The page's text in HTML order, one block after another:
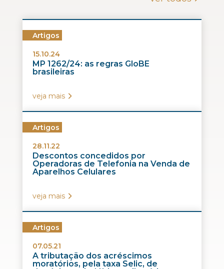
Artigos
15.10.24
MP 1262/24: as regras GloBE
brasileiras
veja mais
Artigos
28.11.22
Descontos concedidos por
Operadoras de Telefonia na Venda de
Aparelhos Celulares
veja mais
Artigos
07.05.21
A tributação dos acréscimos
moratórios, pela taxa Selic, de